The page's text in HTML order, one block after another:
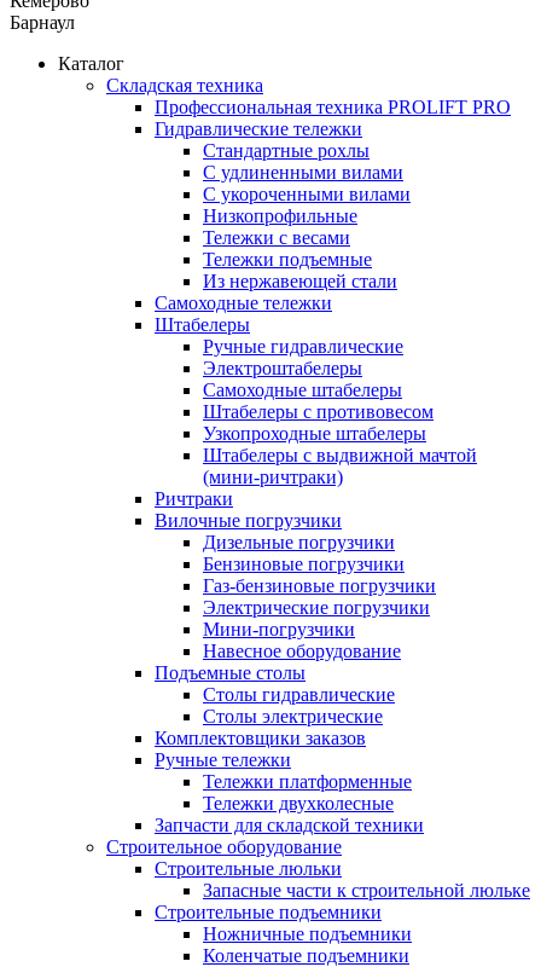
Барнаул
Каталог
Складская техника
Профессиональная техника PROLIFT PRO
Гидравлические тележки
Стандартные рохлы
С удлиненными вилами
С укороченными вилами
Низкопрофильные
Тележки с весами
Тележки подъемные
Из нержавеющей стали
Самоходные тележки
Штабелеры
Ручные гидравлические
Электроштабелеры
Самоходные штабелеры
Штабелеры с противовесом
Узкопроходные штабелеры
Штабелеры с выдвижной мачтой
(мини-ричтраки)
Ричтраки
Вилочные погрузчики
Дизельные погрузчики
Бензиновые погрузчики
Газ-бензиновые погрузчики
Электрические погрузчики
Мини-погрузчики
Навесное оборудование
Подъемные столы
Столы гидравлические
Столы электрические
Комплектовщики заказов
Ручные тележки
Тележки платформенные
Тележки двухколесные
Запчасти для складской техники
Строительное оборудование
Строительные люльки
Запасные части к строительной люльке
Строительные подъемники
Ножничные подъемники
Коленчатые подъемники